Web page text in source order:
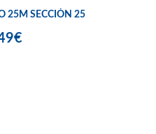
25M SECCIÓN 25